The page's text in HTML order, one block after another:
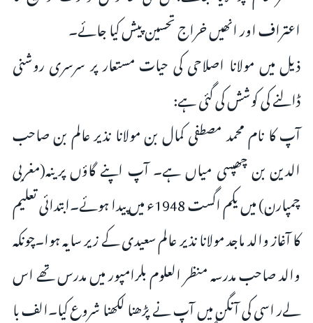
اعتراف اور انھیں خراج تحسین پیش کیا جائے۔
ذیل میں مولانا اصلاحی کی حیات مستعار پر سرسری روشنی
ڈالنے کی کوشش کی گئی ہے:
آپ کا نام محمد مصطفی کمال بن مولانا نذیر عالم بن صاحب
الدین بن چھپسی میاں ہے۔ آپ اپنے گاؤں پرینہ(مغربی
چمپارن) میں یکم اگست 1948ء میں پیدا ہوئے۔ابتدائی تعلیم
کا آغاز والد ماجد مولانا نذیر عالم سعیدی کے زیر سایہ ہوا۔چونکہ
والد صاحب مدرسہ منظر العلوم بلرامپور میں مدرس تھے اس
لےر اسی کی آنگن میں آپ نے پڑھنا لکھنا شروع کیا۔الف با